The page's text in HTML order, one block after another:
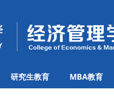
研究生教育 MBA教育